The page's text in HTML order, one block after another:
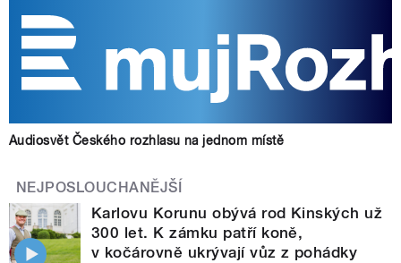
Audiosvět Českého rozhlasu na jednom místě
NEJPOSLOUCHANĚJŠÍ
Karlovu Korunu obývá rod Kinských už
300 let. K zámku patří koně,
v kočárovně ukrývají vůz z pohádky